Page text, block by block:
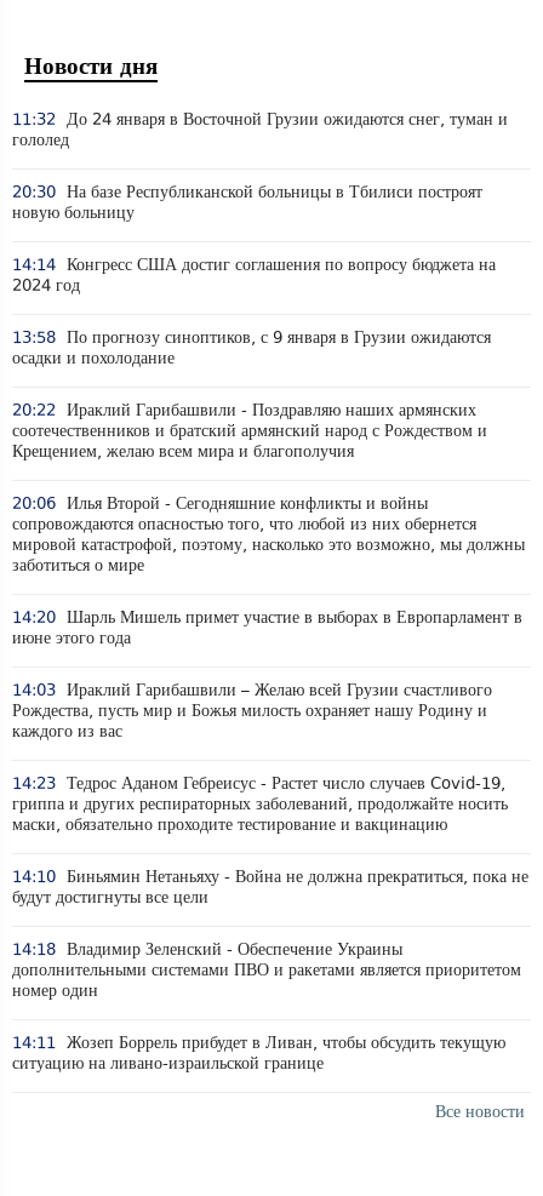
Новости дня
11:32 До 24 января в Восточной Грузии ожидаются снег, туман и
гололед
20:30 На базе Республиканской больницы в Тбилиси построят
новую больницу
14:14 Конгресс США достиг соглашения по вопросу бюджета на
2024 год
13:58 По прогнозу синоптиков, с 9 января в Грузии ожидаются
осадки и похолодание
20:22 Ираклий Гарибашвили - Поздравляю наших армянских
соотечественников и братский армянский народ с Рождеством и
Крещением, желаю всем мира и благополучия
20:06 Илья Второй - Сегодняшние конфликты и войны
сопровождаются опасностью того, что любой из них обернется
мировой катастрофой, поэтому, насколько это возможно, мы должны
заботиться о мире
14:20 Шарль Мишель примет участие в выборах в Европарламент в
июне этого года
14:03 Ираклий Гарибашвили – Желаю всей Грузии счастливого
Рождества, пусть мир и Божья милость охраняет нашу Родину и
каждого из вас
14:23 Тедрос Аданом Гебреисус - Растет число случаев Covid-19,
гриппа и других респираторных заболеваний, продолжайте носить
маски, обязательно проходите тестирование и вакцинацию
14:10 Биньямин Нетаньяху - Война не должна прекратиться, пока не
будут достигнуты все цели
14:18 Владимир Зеленский - Обеспечение Украины
дополнительными системами ПВО и ракетами является приоритетом
номер один
14:11 Жозеп Боррель прибудет в Ливан, чтобы обсудить текущую
ситуацию на ливано-израильской границе
Все новости